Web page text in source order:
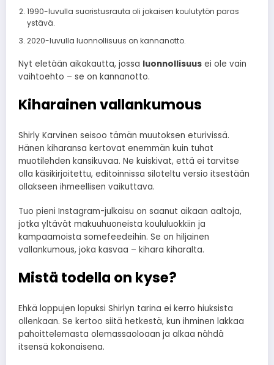
1990-luvulla suoristusrauta oli jokaisen koulutytön paras
ystävä.
2020-luvulla luonnollisuus on kannanotto.
Nyt eletään aikakautta, jossa luonnollisuus ei ole vain
vaihtoehto – se on kannanotto.
Kiharainen vallankumous
Shirly Karvinen seisoo tämän muutoksen eturivissä.
Hänen kiharansa kertovat enemmän kuin tuhat
muotilehden kansikuvaa. Ne kuiskivat, että ei tarvitse
olla käsikirjoitettu, editoinnissa siloteltu versio itsestään
ollakseen ihmeellisen vaikuttava.
Tuo pieni Instagram-julkaisu on saanut aikaan aaltoja,
jotka yltävät makuuhuoneista koululuokkiin ja
kampaamoista somefeedeihin. Se on hiljainen
vallankumous, joka kasvaa – kihara kiharalta.
Mistä todella on kyse?
Ehkä loppujen lopuksi Shirlyn tarina ei kerro hiuksista
ollenkaan. Se kertoo siitä hetkestä, kun ihminen lakkaa
pahoittelemasta olemassaoloaan ja alkaa nähdä
itsensä kokonaisena.